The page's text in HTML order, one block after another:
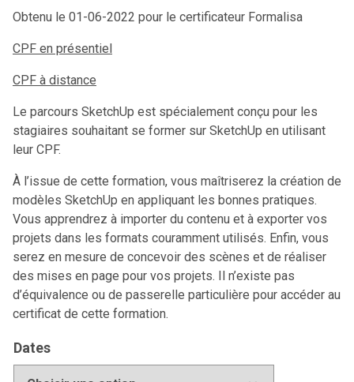
Obtenu le 01-06-2022 pour le certificateur Formalisa
CPF en présentiel
CPF à distance
Le parcours SketchUp est spécialement conçu pour les
stagiaires souhaitant se former sur SketchUp en utilisant
leur CPF.
À l’issue de cette formation, vous maîtriserez la création de
modèles SketchUp en appliquant les bonnes pratiques.
Vous apprendrez à importer du contenu et à exporter vos
projets dans les formats couramment utilisés. Enfin, vous
serez en mesure de concevoir des scènes et de réaliser
des mises en page pour vos projets. Il n’existe pas
d’équivalence ou de passerelle particulière pour accéder au
certificat de cette formation.
Dates